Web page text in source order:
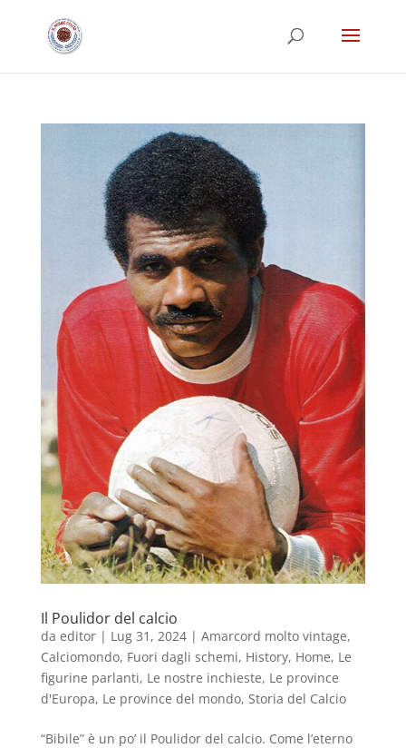
Il Poulidor del calcio
da editor| Lug 31, 2024| Amarcord molto vintage,
Calciomondo, Fuori dagli schemi, History, Home, Le
figurine parlanti, Le nostre inchieste, Le province
d'Europa, Le province del mondo, Storia del Calcio
“Bibile” è un po’ il Poulidor del calcio. Come l’eterno